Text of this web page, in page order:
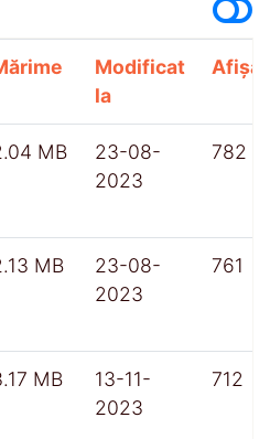
Modificat
la
MB
23-08-
2023
782
MB
23-08-
2023
761
MB
13-11-
2023
712